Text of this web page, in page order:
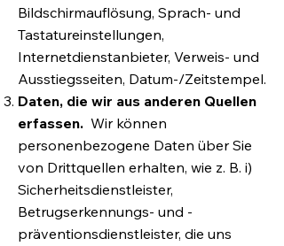
Bildschirmauflösung, Sprach- und
Tastatureinstellungen,
Internetdienstanbieter, Verweis- und
Ausstiegsseiten, Datum-/Zeitstempel.
Daten, die wir aus anderen Quellen
erfassen. Wir können
personenbezogene Daten über Sie
von Drittquellen erhalten, wie z. B. i)
Sicherheitsdienstleister,
Betrugserkennungs- und -
präventionsdienstleister, die uns